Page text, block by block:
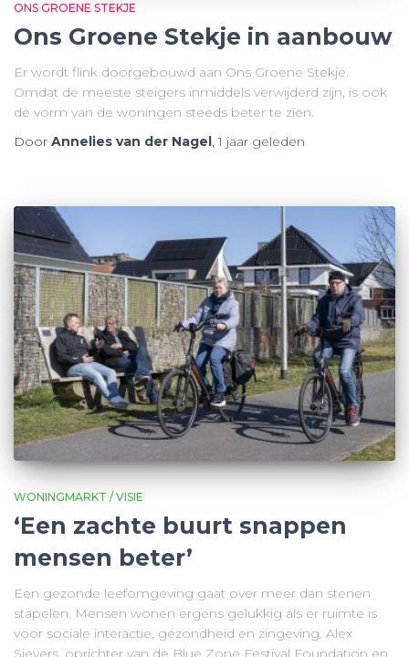
ONS GROENE STEKJE
Ons Groene Stekje in aanbouw
Er wordt flink doorgebouwd aan Ons Groene Stekje.
Omdat de meeste steigers inmiddels verwijderd zijn, is ook
de vorm van de woningen steeds beter te zien.
Door Annelies van der Nagel,1 jaar geleden
WONINGMARKT / VISIE
‘Een zachte buurt snappen
mensen beter’
Een gezonde leefomgeving gaat over meer dan stenen
stapelen. Mensen wonen ergens gelukkig als er ruimte is
voor sociale interactie, gezondheid en zingeving. Alex
Sievers, oprichter van de Blue Zone Festival Foundation en